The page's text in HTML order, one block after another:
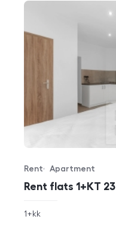
Rent flats 1+KT
Offer type
Rent
Property type
Apartment
rozměry
1+kk